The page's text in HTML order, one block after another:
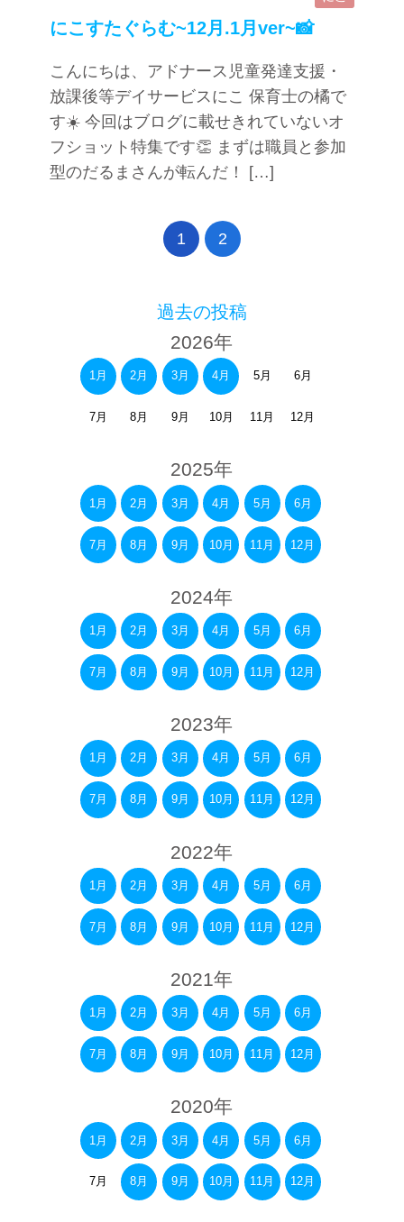
にこすたぐらむ~12月.1月ver~📸
こんにちは、アドナース児童発達支援・
放課後等デイサービスにこ 保育士の橘で
す☀️ 今回はブログに載せきれていないオ
フショット特集です👏 まずは職員と参加
型のだるまさんが転んだ！ […]
1 2
過去の投稿
2026年
1月 2月 3月 4月 5月 6月
7月 8月 9月 10月 11月 12月
2025年
1月 2月 3月 4月 5月 6月
7月 8月 9月 10月 11月 12月
2024年
1月 2月 3月 4月 5月 6月
7月 8月 9月 10月 11月 12月
2023年
1月 2月 3月 4月 5月 6月
7月 8月 9月 10月 11月 12月
2022年
1月 2月 3月 4月 5月 6月
7月 8月 9月 10月 11月 12月
2021年
1月 2月 3月 4月 5月 6月
7月 8月 9月 10月 11月 12月
2020年
1月 2月 3月 4月 5月 6月
7月 8月 9月 10月 11月 12月